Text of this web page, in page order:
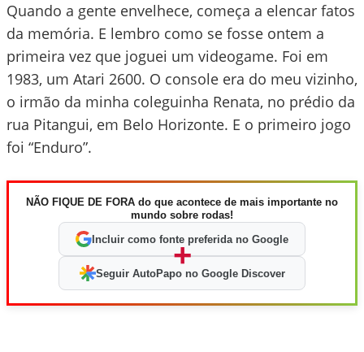
Quando a gente envelhece, começa a elencar fatos
da memória. E lembro como se fosse ontem a
primeira vez que joguei um videogame. Foi em
1983, um Atari 2600. O console era do meu vizinho,
o irmão da minha coleguinha Renata, no prédio da
rua Pitangui, em Belo Horizonte. E o primeiro jogo
foi “Enduro”.
NÃO FIQUE DE FORA do que acontece de mais importante no
mundo sobre rodas!
Incluir como fonte preferida no Google
+
Seguir AutoPapo no Google Discover